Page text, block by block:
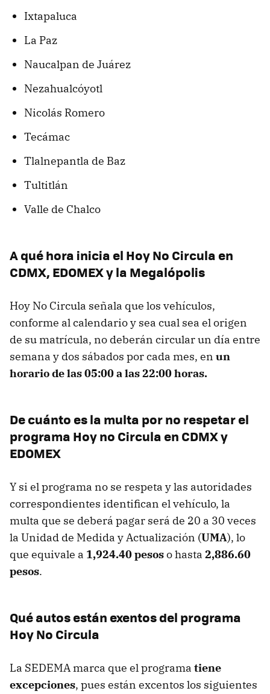
Ixtapaluca
La Paz
Naucalpan de Juárez
Nezahualcóyotl
Nicolás Romero
Tecámac
Tlalnepantla de Baz
Tultitlán
Valle de Chalco
A qué hora inicia el Hoy No Circula en
CDMX, EDOMEX y la Megalópolis
Hoy No Circula señala que los vehículos,
conforme al calendario y sea cual sea el origen
de su matrícula, no deberán circular un día entre
semana y dos sábados por cada mes, en un
horario de las 05:00 a las 22:00 horas.
De cuánto es la multa por no respetar el
programa Hoy no Circula en CDMX y
EDOMEX
Y si el programa no se respeta y las autoridades
correspondientes identifican el vehículo, la
multa que se deberá pagar será de 20 a 30 veces
la Unidad de Medida y Actualización (UMA), lo
que equivale a 1,924.40 pesoso hasta 2,886.60
pesos.
Qué autos están exentos del programa
Hoy No Circula
La SEDEMA marca que el programa tiene
excepciones, pues están excentos los siguientes